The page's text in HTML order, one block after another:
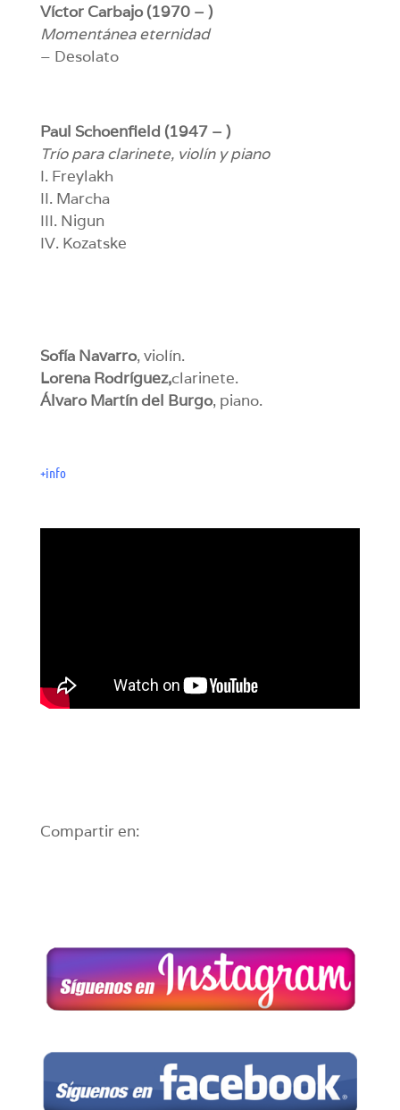
Víctor Carbajo (1970 – )
Momentánea eternidad
– Desolato
Paul Schoenfield (1947 – )
Trío para clarinete, violín y piano
I. Freylakh
II. Marcha
III. Nigun
IV. Kozatske
Sofía Navarro, violín.
Lorena Rodríguez,clarinete.
Álvaro Martín del Burgo, piano.
+info
Compartir en: